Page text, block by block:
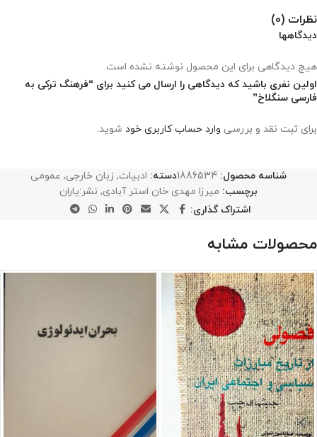
نظرات (0)
دیدگاهها
هیچ دیدگاهی برای این محصول نوشته نشده است.
اولین نفری باشید که دیدگاهی را ارسال می کنید برای “فرهنگ ترکی‌ به
فارسی سنگلاخ”
برای ثبت نقد و بررسی وارد حساب کاربری خود شوید.
شناسه محصول: 1886534دسته: ادبیات, زبان خارجی, عمومی
برچسب: میرزا مهدی خان استر آبادی, نشر:یاران
اشتراک گذاری:
محصولات مشابه